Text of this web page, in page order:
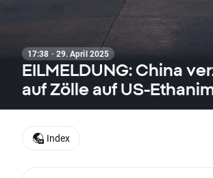
17:38 · 29. April 2025
EILMELDUNG: China
auf Zölle auf US-
Index